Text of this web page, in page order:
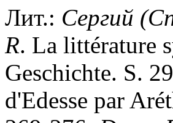
Лит.: Сергий
R. La littérature
Geschichte. S.
d'Edesse par